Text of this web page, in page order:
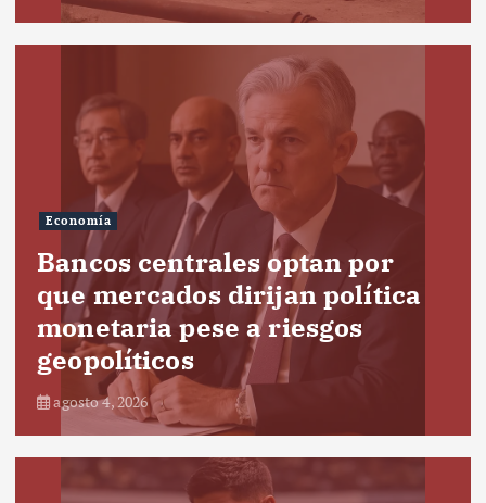
Economía
Bancos centrales optan por
que mercados dirijan política
monetaria pese a riesgos
geopolíticos
agosto 4, 2026